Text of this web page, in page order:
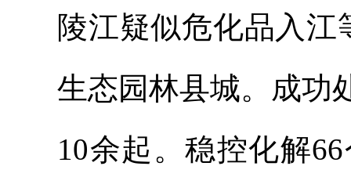
陵江疑似危化品入
生态园林县城。成功
10余起。稳控化解